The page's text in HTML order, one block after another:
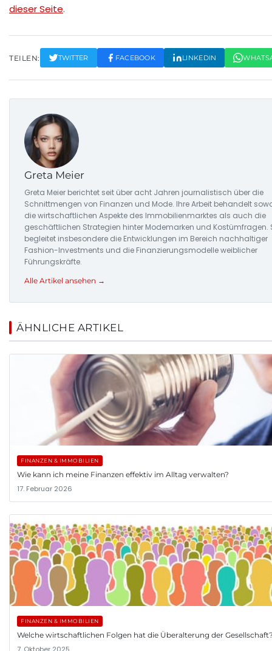
dieser Seite.
TEILEN: TWITTER FACEBOOK LINKEDIN
Greta Meier
Greta Meier berichtet seit über acht Jahren journalistisch über die
Schnittmengen von Finanzen und Mode. Ihre Arbeit behandelt
die wirtschaftlichen Aspekte des Immobilienmarktes als auch die
geschäftlichen Strategien hinter Modemarken und Kostümfragen.
begleitet insbesondere die Entwicklungen im Bereich nachhaltiger
Fashion-Investments und die Finanzierungsmodelle weiblicher
Führungskräfte.
Alle Artikel ansehen →
ÄHNLICHE ARTIKEL
FINANZEN & IMMOBILIEN
Wie kann ich meine Finanzen effektiv im Alltag verwalten?
17. Februar 2026
FINANZEN & IMMOBILIEN
Welche wirtschaftlichen Folgen hat die Überalterung der